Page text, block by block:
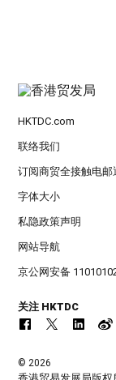
HKTDC.com
联络我们
订阅商贸全接触电邮
字体大小
私隐政策声明
网站导航
京公网安备
关注 HKTDC
© 2026